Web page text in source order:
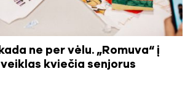
ne per vėlu. „Romuva“ į
kviečia senjorus